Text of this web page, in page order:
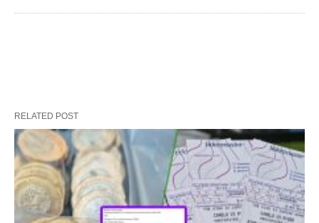
RELATED POST